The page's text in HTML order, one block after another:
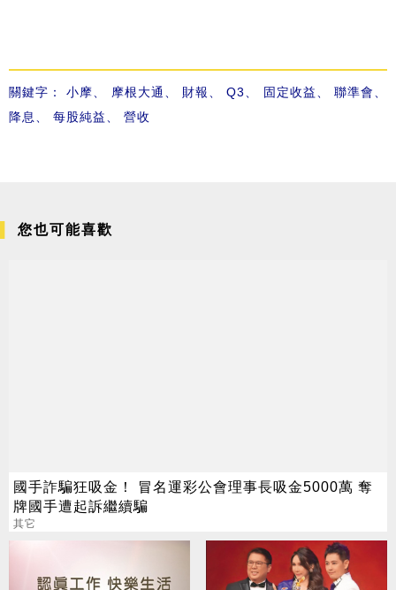
關鍵字：小摩 摩根大通 財報 、Q3 固定收益 聯準會
降息
每股純益 營收
您也可能喜歡
國手詐騙狂吸金！ 冒名運彩公會理事長吸金5000萬 奪
牌國手遭起訴繼續騙
其它